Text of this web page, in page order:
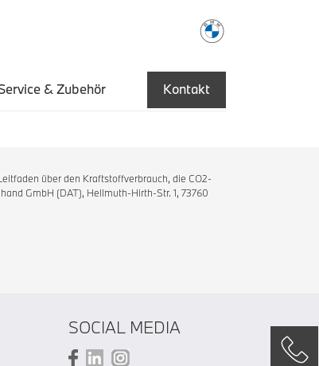
& Zubehör Kontakt
über den Kraftstoffverbrauch, die CO2-
GmbH (DAT), Hellmuth-Hirth-Str. 1, 73760
SOCIAL MEDIA